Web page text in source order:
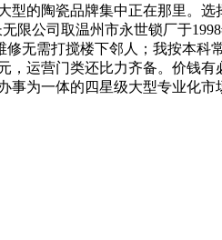
的陶瓷品牌集中正在那里。
公司取温州市永世锁厂于
无需打搅楼下邻人；我按本科
运营门类还比力齐备。价钱有
为一体的四星级大型专业化市